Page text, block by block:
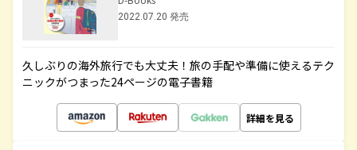
2022.07.20 発売
久しぶりの海外旅行でも大丈夫！旅の手配や準備に使えるテク
ニックがつまった24ページの電子書籍
詳細を見る